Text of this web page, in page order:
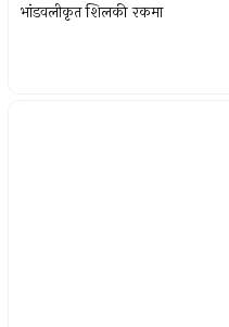
भांडवलीकृत शिलकी रकमा